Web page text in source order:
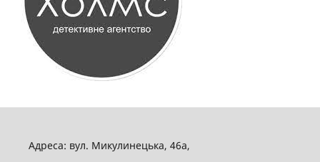
Адреса: вул. Микулинецька, 46а,